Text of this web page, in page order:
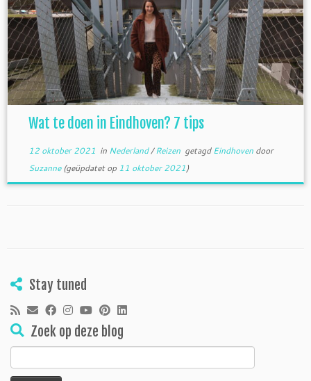
Wat te doen in Eindhoven? 7 tips
12 oktober 2021 in Nederland/Reizen getagdEindhoven door
Suzanne(geüpdatet op 11 oktober 2021)
Stay tuned
Zoek op deze blog
Zoeken
naar: